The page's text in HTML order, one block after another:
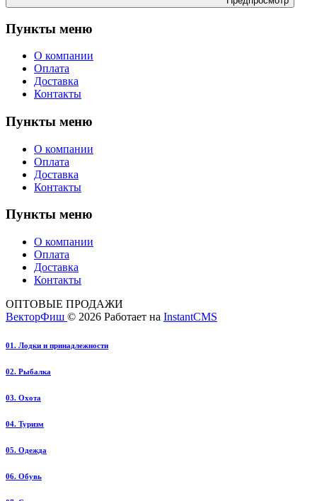
Пункты меню
О компании
Оплата
Доставка
Контакты
Пункты меню
О компании
Оплата
Доставка
Контакты
Пункты меню
О компании
Оплата
Доставка
Контакты
ОПТОВЫЕ ПРОДАЖИ
ВекторФиш © 2026 Работает на InstantCMS
01. Лодки и принадлежности
02. Рыбалка
03. Охота
04. Туризм
05. Одежда
06. Обувь